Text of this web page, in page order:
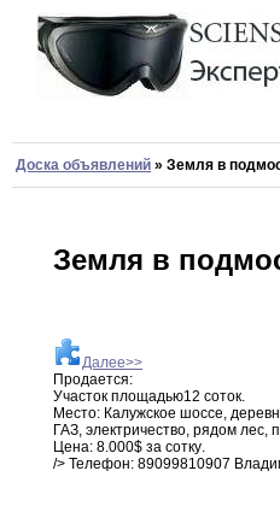
Доска объявлений » Земля в
Земля в
Далее>>
Продается:
Участок площадью12 соток.
Место: Калужское шоссе,
ГАЗ, электричество, рядом лес,
Цена: 8.000$ за сотку.
/> Телефон: 89099810907